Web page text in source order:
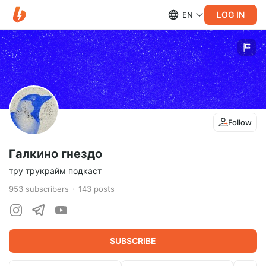
EN LOG IN
Follow
Галкино гнездо
тру трукрайм подкаст
953 subscribers 143 posts
SUBSCRIBE